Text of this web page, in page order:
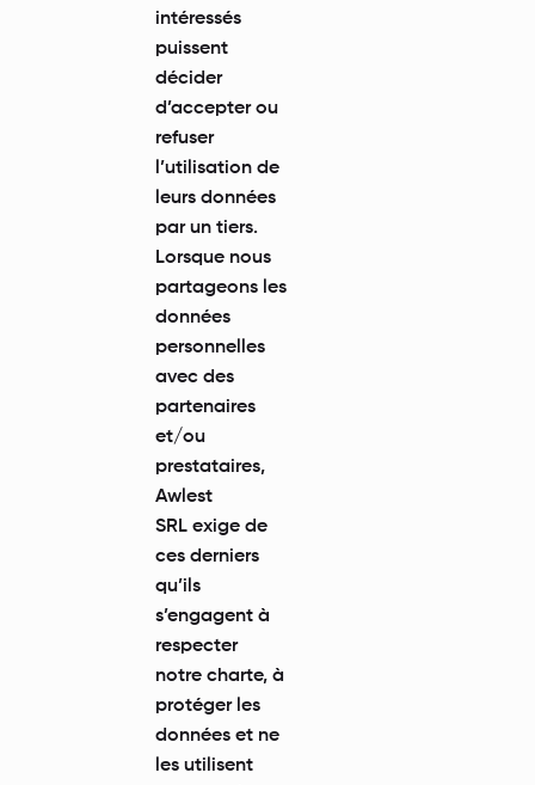
intéressés
puissent
décider
d’accepter ou
refuser
l’utilisation de
leurs données
par un tiers.
Lorsque nous
partageons les
données
personnelles
avec des
partenaires
et/ou
prestataires,
Awlest
SRL exige de
ces derniers
qu’ils
s’engagent à
respecter
notre charte, à
protéger les
données et ne
les utilisent